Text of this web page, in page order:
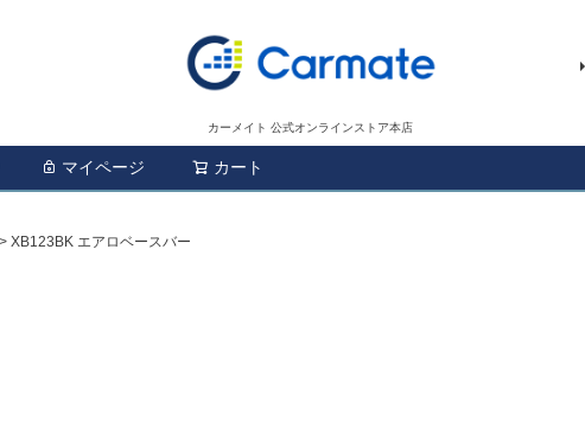
カーメイト 公式オンラインストア本店
マイページ カート
XB123BK エアロベースバー